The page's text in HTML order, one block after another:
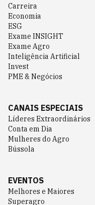
Carreira
Economia
ESG
Exame INSIGHT
Exame Agro
Inteligência Artificial
Invest
PME & Negócios
CANAIS ESPECIAIS
Líderes Extraordinários
Conta em Dia
Mulheres do Agro
Bússola
EVENTOS
Melhores e Maiores
Superagro